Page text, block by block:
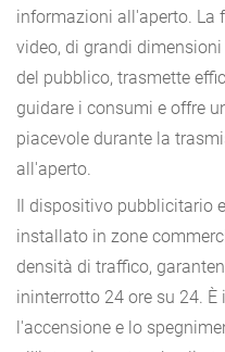
informazioni all'aperto. La
video, di grandi
del pubblico, trasmette
guidare i consumi e offre
piacevole durante la
all'aperto.
Il dispositivo pubblicitario
installato in zone
densità di traffico,
ininterrotto 24 ore su 24.
l'accensione e lo